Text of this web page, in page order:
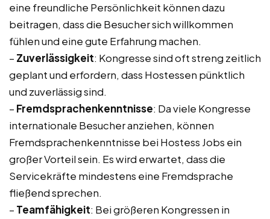
eine freundliche Persönlichkeit können dazu
beitragen, dass die Besucher sich willkommen
fühlen und eine gute Erfahrung machen.
– Zuverlässigkeit: Kongresse sind oft streng zeitlich
geplant und erfordern, dass Hostessen pünktlich
und zuverlässig sind.
– Fremdsprachenkenntnisse: Da viele Kongresse
internationale Besucher anziehen, können
Fremdsprachenkenntnisse bei Hostess Jobs ein
großer Vorteil sein. Es wird erwartet, dass die
Servicekräfte mindestens eine Fremdsprache
fließend sprechen.
– Teamfähigkeit: Bei größeren Kongressen in